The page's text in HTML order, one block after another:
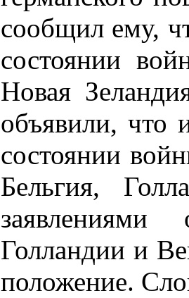
сообщил ему,
состоянии
Новая
объявили, что
состоянии
Бельгия,
Голландии и
положение.